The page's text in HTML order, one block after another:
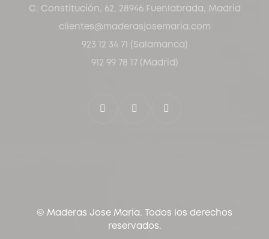
C. Constitución, 62, 28946 Fuenlabrada, Madrid
clientes@maderasjosemaria.com
923 12 34 71 (Salamanca)
912 99 78 17 (Madrid)
© Maderas Jose María. Todos los derechos
reservados.